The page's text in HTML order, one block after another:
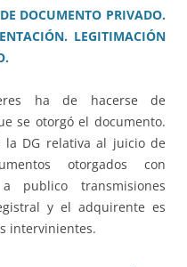
DOCUMENTO PRIVADO.
LEGITIMACIÓN
ha de hacerse de
se otorgó el documento.
DG relativa al juicio de
otorgados con
publico transmisiones
y el adquirente es
intervinientes.